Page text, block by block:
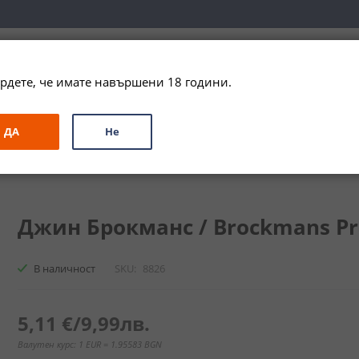
ЗА ПОДАРЪК ПРОМО СПЕЦИАЛНИ ПРЕДЛОЖЕНИЯ
Джин Брокманс / Brockmans
В наличност SKU 8826
5,11 €/9,99лв.
Валутен курс: 1 EUR = 1.95583 BGN
че имате навършени 18 години.
ДА Не